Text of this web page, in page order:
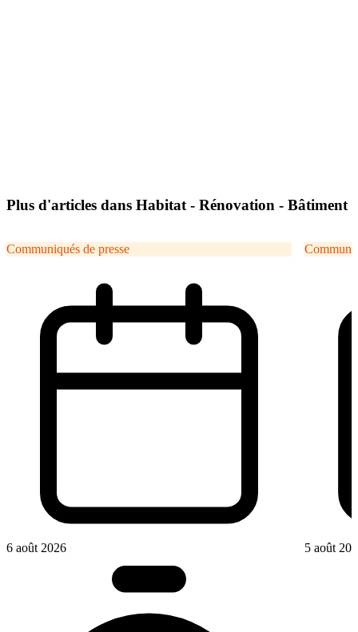
Plus d'articles dans Habitat - Rénovation - Bâtiment
Communiqués de presse
6 août 2026 5 août